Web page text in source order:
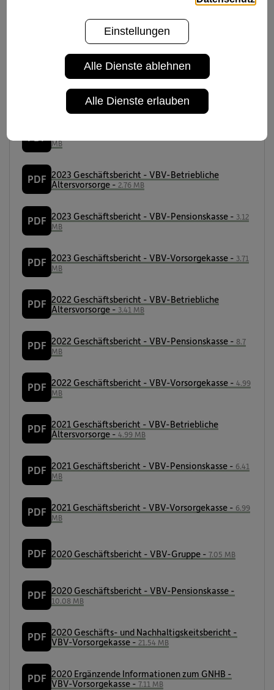
Altersvorsorge -
2.36 MB
2024 Geschäftsbericht - VBV-Pensionskasse -
PDF MB
PDF 2023 Geschäftsbericht - VBV-Betriebliche
Altersvorsorge -2.76 MB
PDF 2023 Geschäftsbericht - VBV-Pensionskasse - 3.12
MB
PDF 2023 Geschäftsbericht - VBV-Vorsorgekasse - 3.71
MB
PDF 2022 Geschäftsbericht - VBV-Betriebliche
Altersvorsorge -3.41 MB
PDF 2022 Geschäftsbericht - VBV-Pensionskasse - 8.7
MB
PDF 2022 Geschäftsbericht - VBV-Vorsorgekasse - 4.99
MB
PDF 2021 Geschäftsbericht - VBV-Betriebliche
Altersvorsorge -4.99 MB
PDF 2021 Geschäftsbericht - VBV-Pensionskasse - 6.41
MB
PDF 2021 Geschäftsbericht - VBV-Vorsorgekasse - 6.99
MB
PDF 2020 Geschäftsbericht - VBV-Gruppe - 7.05 MB
PDF 2020 Geschäftsbericht - VBV-Pensionskasse -
10.08 MB
PDF 2020 Geschäfts- und Nachhaltigskeitsbericht -
VBV-Vorsorgekasse -21.54 MB
PDF 2020 Ergänzende Informationen zum GNHB -
VBV-Vorsorgekasse -7.11 MB
Einstellungen
Alle Dienste ablehnen
Alle Dienste erlauben